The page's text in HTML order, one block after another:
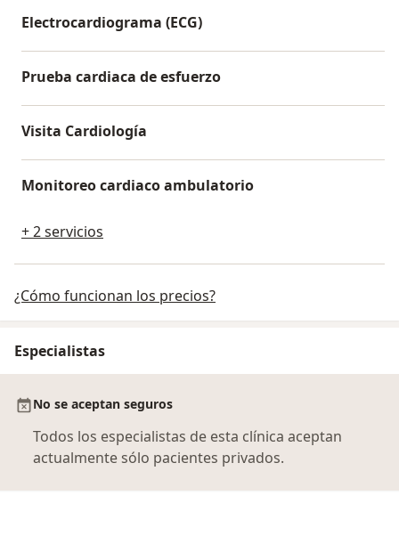
Electrocardiograma (ECG)
Prueba cardiaca de esfuerzo
Visita Cardiología
Monitoreo cardiaco ambulatorio
+ 2 servicios
¿Cómo funcionan los precios?
Especialistas
No se aceptan seguros
Todos los especialistas de esta clínica aceptan
actualmente sólo pacientes privados.